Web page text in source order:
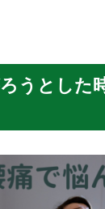
うとした